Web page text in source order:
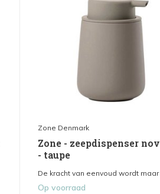
Zone Denmark
Zone - zeepdispenser
- taupe
De kracht van eenvoud wordt maar
Op voorraad